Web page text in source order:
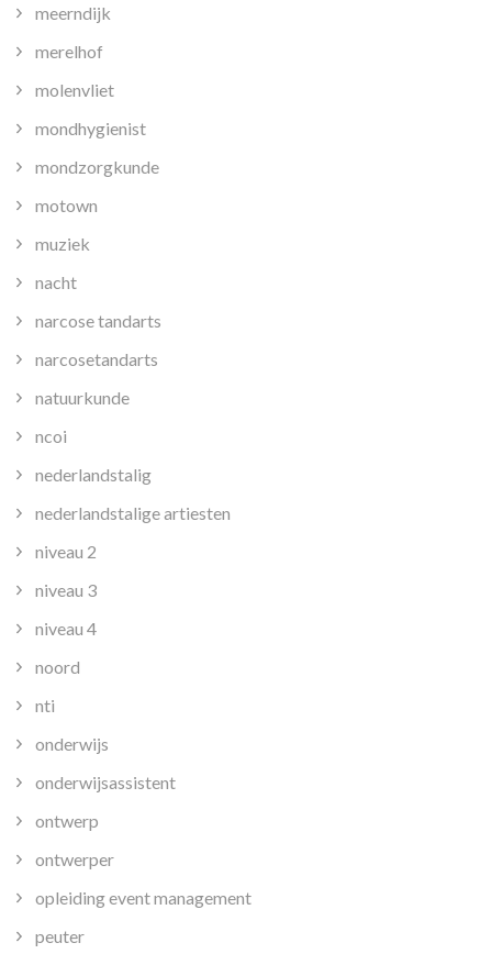
meerndijk
merelhof
molenvliet
mondhygienist
mondzorgkunde
motown
muziek
nacht
narcose tandarts
narcosetandarts
natuurkunde
ncoi
nederlandstalig
nederlandstalige artiesten
niveau 2
niveau 3
niveau 4
noord
nti
onderwijs
onderwijsassistent
ontwerp
ontwerper
opleiding event management
peuter